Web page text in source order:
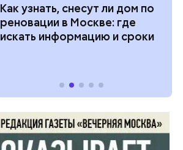
Как узнать, снесут ли дом по
реновации в Москве: где
искать информацию и сроки